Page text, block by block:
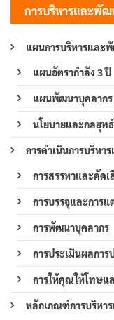
การบริหารและพั
แผนการบริหารและ
แผนอัตรากำลัง 3 ปี
แผนพัฒนาบุคลากร
นโยบายและกลยุท
การดำเนินการบริห
การสรรหาและคัด
การบรรจุและการ
การพัฒนาบุคลากร
การประเมินผลกา
การให้คุณให้โทษแ
หลักเกณฑ์การบริหา